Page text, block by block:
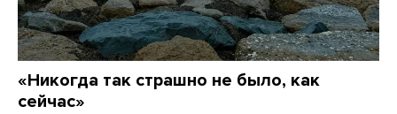
«Никогда так страшно не было, как
сейчас»